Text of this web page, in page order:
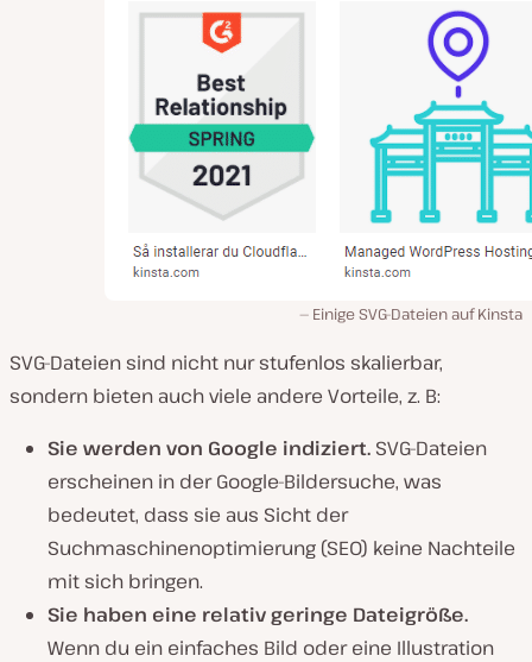
Einige SVG-Dateien auf Kinsta
SVG-Dateien sind nicht nur stufenlos skalierbar,
sondern bieten auch viele andere Vorteile, z. B:
Sie werden von Google indiziert. SVG-Dateien
erscheinen in der Google-Bildersuche, was
bedeutet, dass sie aus Sicht der
Suchmaschinenoptimierung (SEO) keine Nachteile
mit sich bringen.
Sie haben eine relativ geringe Dateigröße.
Wenn du ein einfaches Bild oder eine Illustration